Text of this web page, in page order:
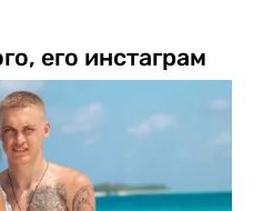
его инстаграм